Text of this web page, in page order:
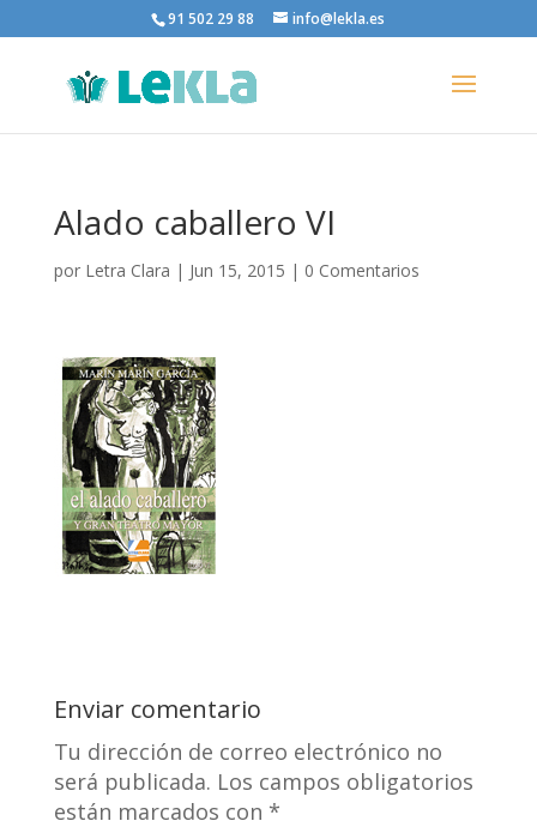
91 502 29 88 info@lekla.es
Alado caballero VI
por Letra Clara | Jun 15, 2015 | 0 Comentarios
Enviar comentario
Tu dirección de correo electrónico no
será publicada. Los campos obligatorios
están marcados con *